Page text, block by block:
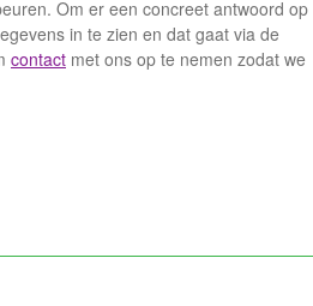
Om er een concreet antwoord op
in te zien en dat gaat via de
contact met ons op te nemen zodat we